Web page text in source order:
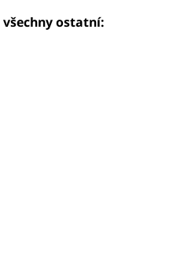
ostatní: